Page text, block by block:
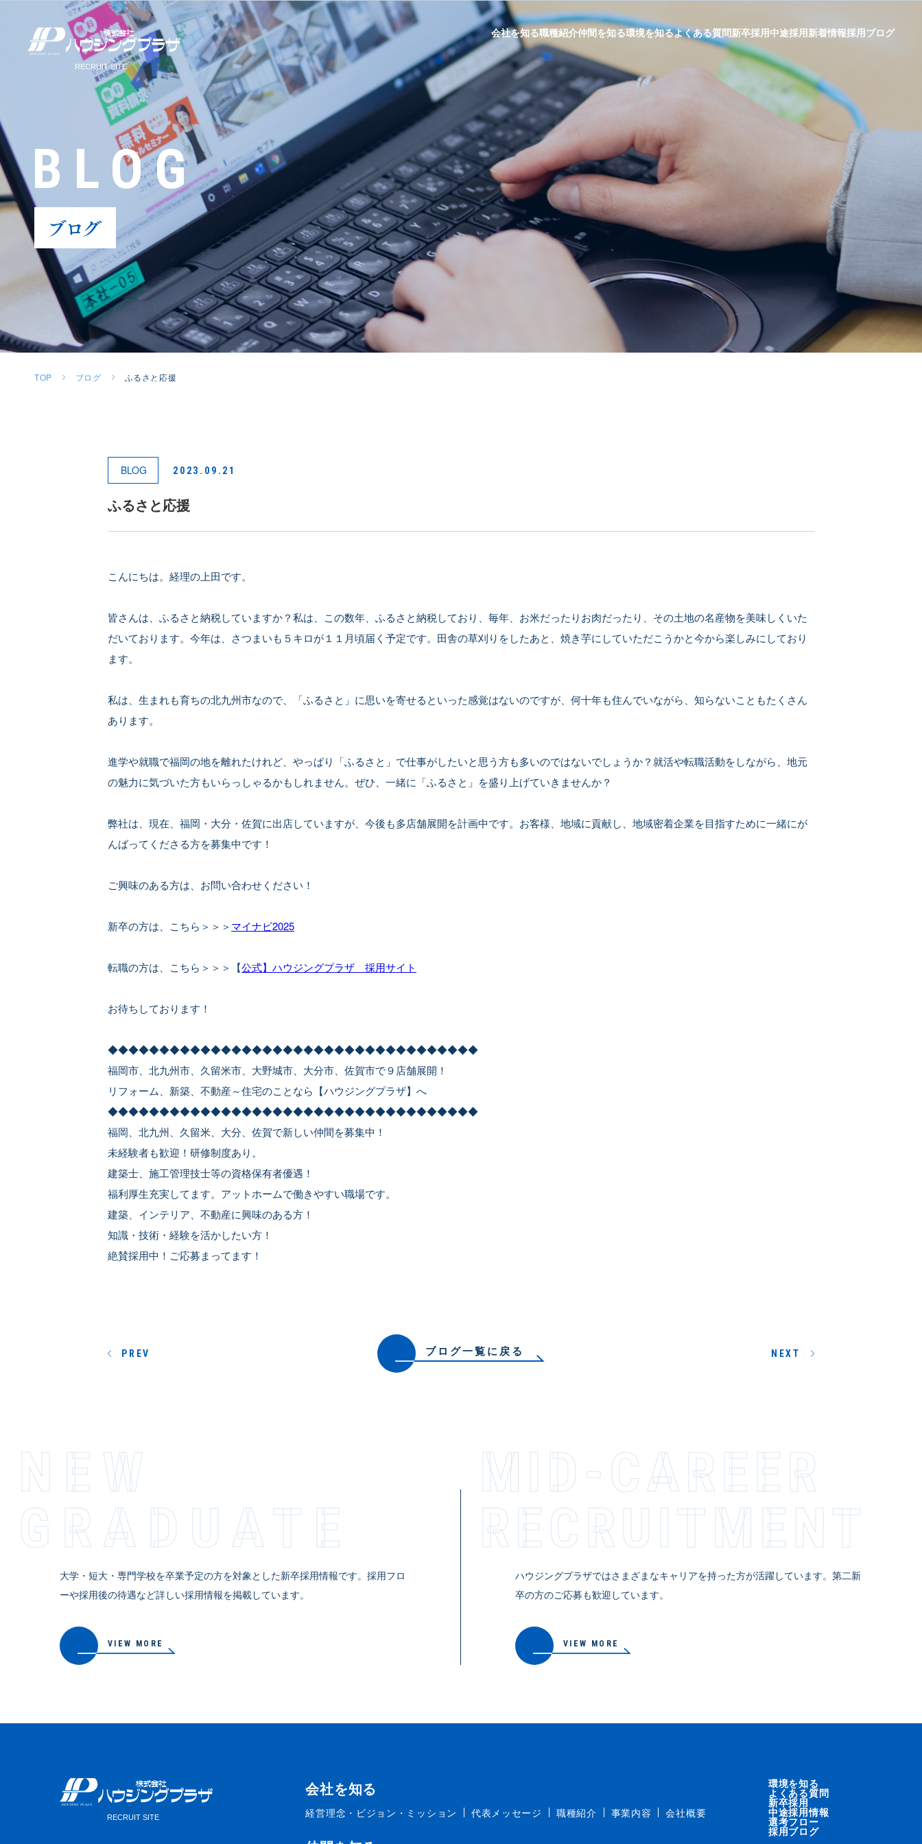
会社を知る職種紹介仲間を知る環境を知るよくある質問新卒採用中途採用新着情報採用ブログ
BLOG
ブログ
TOP ブログ ふるさと応援
BLOG 2023.09.21
ふるさと応援
こんにちは。経理の上田です。
皆さんは、ふるさと納税していますか？私は、この数年、ふるさと納税しており、毎年、お米だったりお肉だったり、その土地の名産物を美味しくいた
だいております。今年は、さつまいも５キロが１１月頃届く予定です。田舎の草刈りをしたあと、焼き芋にしていただこうかと今から楽しみにしており
ます。
私は、生まれも育ちの北九州市なので、「ふるさと」に思いを寄せるといった感覚はないのですが、何十年も住んでいながら、知らないこともたくさん
あります。
進学や就職で福岡の地を離れたけれど、やっぱり「ふるさと」で仕事がしたいと思う方も多いのではないでしょうか？就活や転職活動をしながら、地元
の魅力に気づいた方もいらっしゃるかもしれません。ぜひ、一緒に「ふるさと」を盛り上げていきませんか？
弊社は、現在、福岡・大分・佐賀に出店していますが、今後も多店舗展開を計画中です。お客様、地域に貢献し、地域密着企業を目指すために一緒にが
んばってくださる方を募集中です！
ご興味のある方は、お問い合わせください！
新卒の方は、こちら＞＞＞ マイナビ2025
転職の方は、こちら＞＞＞【公式】ハウジングプラザ 採用サイト
お待ちしております！
◆◆◆◆◆◆◆◆◆◆◆◆◆◆◆◆◆◆◆◆◆◆◆◆◆◆◆◆◆◆◆◆◆◆◆◆
福岡市、北九州市、久留米市、大野城市、大分市、佐賀市で９店舗展開！
リフォーム、新築、不動産～住宅のことなら【ハウジングプラザ】へ
◆◆◆◆◆◆◆◆◆◆◆◆◆◆◆◆◆◆◆◆◆◆◆◆◆◆◆◆◆◆◆◆◆◆◆◆
福岡、北九州、久留米、大分、佐賀で新しい仲間を募集中！
未経験者も歓迎！研修制度あり。
建築士、施工管理技士等の資格保有者優遇！
福利厚生充実してます。アットホームで働きやすい職場です。
建築、インテリア、不動産に興味のある方！
知識・技術・経験を活かしたい方！
絶賛採用中！ご応募まってます！
ブログ一覧に戻る
PREV NEXT
NEW
GRADUATE
大学・短大・専門学校を卒業予定の方を対象とした新卒採用情報です。採用フロ
ーや採用後の待遇など詳しい採用情報を掲載しています。
VIEW MORE
MID-CAREER
RECR­U­I­T­M­E­N­T
ハウジングプラザではさまざまなキャリアを持った方が活躍しています。第二新
卒の方のご応募も歓迎しています。
VIEW MORE
会社を知る
経営理念・ビジョン・ミッション 代表メッセージ 職種紹介 事業内容 会社概要
環境を知る
よくある質問
新卒採用
中途採用情報
選考フロー
採用ブログ